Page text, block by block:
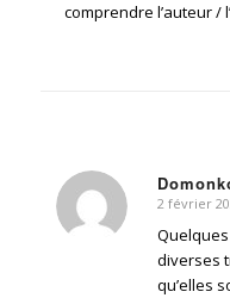
comprendre l’auteur /
dit
:
2 février
diverses
qu’elles